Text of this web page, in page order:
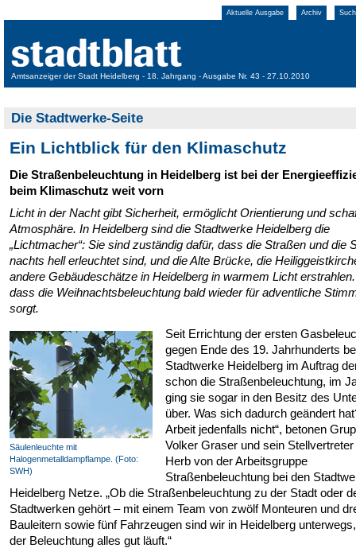
Aktuelle Ausgabe Archiv
Amtsanzeiger der Stadt Heidelberg - 18. Jahrgang - Ausgabe Nr. 43 - 27.10.2010
Die Stadtwerke-Seite
Ein Lichtblick für den Klimaschutz
Die Straßenbeleuchtung in Heidelberg ist bei der
beim Klimaschutz weit vorn
Licht in der Nacht gibt Sicherheit, ermöglicht Orientierung und
Atmosphäre. In Heidelberg sind die Stadtwerke Heidelberg die
„Lichtmacher“: Sie sind zuständig dafür, dass die Straßen und die
nachts hell erleuchtet sind, und die Alte Brücke, die
andere Gebäudeschätze in Heidelberg in warmem Licht
dass die Weihnachtsbeleuchtung bald wieder für adventliche
sorgt.
Säulenleuchte mit
Halogenmetalldampflampe. (Foto:
SWH)
Seit Errichtung der ersten
gegen Ende des 19. Jahrhunderts
Stadtwerke Heidelberg im Auftrag
schon die Straßenbeleuchtung, im
ging sie sogar in den Besitz des
über. Was sich dadurch geändert
Arbeit jedenfalls nicht“, betonen
Volker Graser und sein
Herb von der Arbeitsgruppe
Straßenbeleuchtung bei den
Heidelberg Netze. „Ob die Straßenbeleuchtung zu der Stadt oder
Stadtwerken gehört – mit einem Team von zwölf Monteuren und
Bauleitern sowie fünf Fahrzeugen sind wir in Heidelberg
der Beleuchtung alles gut läuft.“